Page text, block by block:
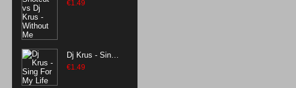
Krus - Without
€1.49
Dj Krus - Sing
For My Life
€1.49